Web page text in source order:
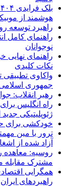
هوشمند از
راهبرد توسعه
راهنمای کامل
نوجوانان
نکات کلیدی
واکاوی تطبیقی
جمهوری اسلامی
رهبر انقلاب:
راه انگلیس
ژئوپلیتیکی
خودکشی برای
ترور با مین
آزاد شده از
روسیه: معاهده
مشترک مقابله
همگرایی
راهبردهای ایران